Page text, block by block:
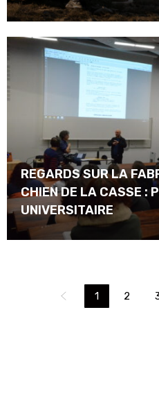
REGARDS SUR LA
CHIEN DE LA CASSE :
UNIVERSITAIRE
1 2